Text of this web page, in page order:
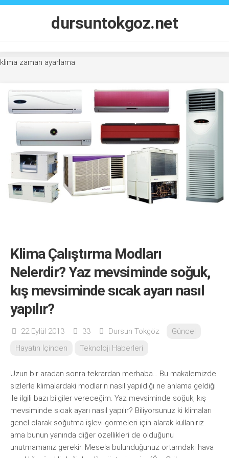
Skip
dursuntokgoz.net
klima zaman ayarlama
Klima Çalıştırma Modları
Nelerdir? Yaz mevsiminde soğuk,
kış mevsiminde sıcak ayarı nasıl
yapılır?
22 Eylül 2013 33 Dursun Tokgöz
Güncel
Hayatın İçinden
Teknoloji Haberleri
Uzun bir aradan sonra tekrardan merhaba… Bu makalemizde
sizlerle klimalardaki modların nasıl yapıldığı ne anlama geldiği
ile ilgili bazı bilgiler vereceğim. Yaz mevsiminde soğuk, kış
mevsiminde sıcak ayarı nasıl yapılır? Biliyorsunuz ki klimaları
genel olarak soğutma işlevi görmeleri için alarak kullanırız
ama bunun yanında diğer özellikleri de olduğunu
unutmamanız gerekir. Mesela bulunduğunuz ortamdaki hava